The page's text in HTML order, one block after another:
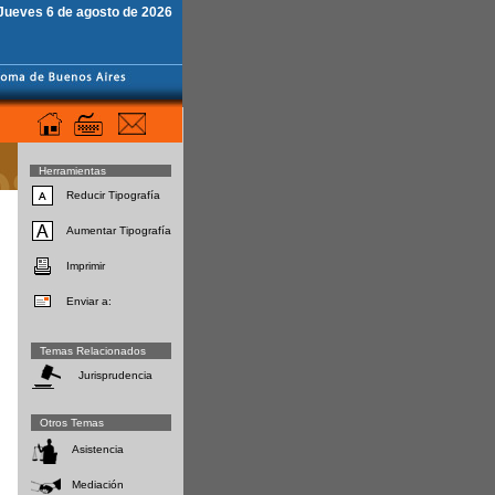
6 de agosto de 2026
Herramientas
Reducir Tipografía
Aumentar Tipografía
Imprimir
Enviar a:
Temas Relacionados
Jurisprudencia
Otros Temas
Asistencia
Mediación